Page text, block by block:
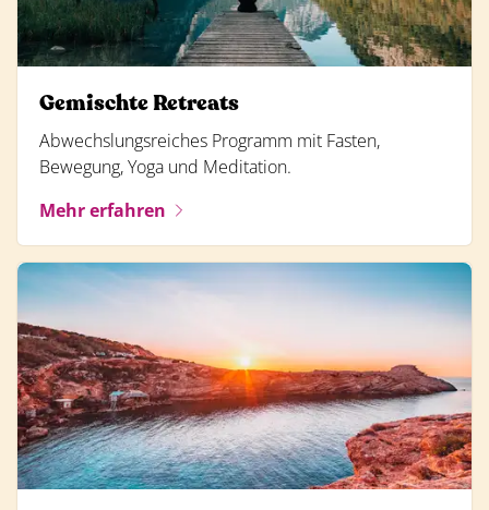
Gemischte Retreats
Abwechslungsreiches Programm mit Fasten,
Bewegung, Yoga und Meditation.
Mehr erfahren